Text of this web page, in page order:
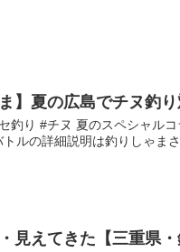
ま】夏の広島でチヌ釣
釣り #チヌ 夏のスペシャル
ルの詳細説明は釣りしゃま
見えてきた【三重県・